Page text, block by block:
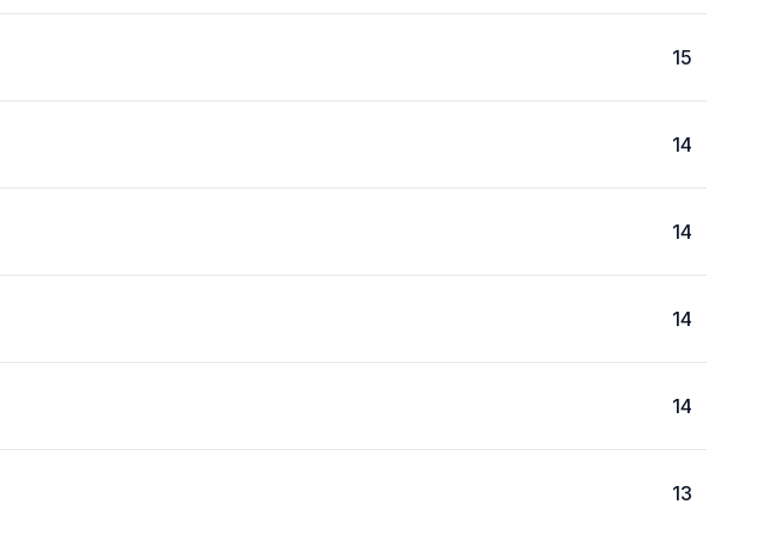
15
14
14
14
14
13